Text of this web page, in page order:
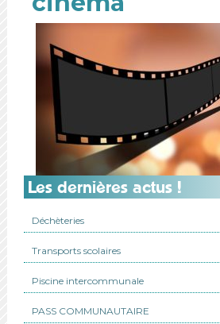
Les dernières actus !
Déchèteries
Transports scolaires
Piscine intercommunale
PASS COMMUNAUTAIRE